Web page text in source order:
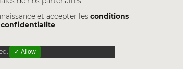
et accepter lesconditions
✓ Allow